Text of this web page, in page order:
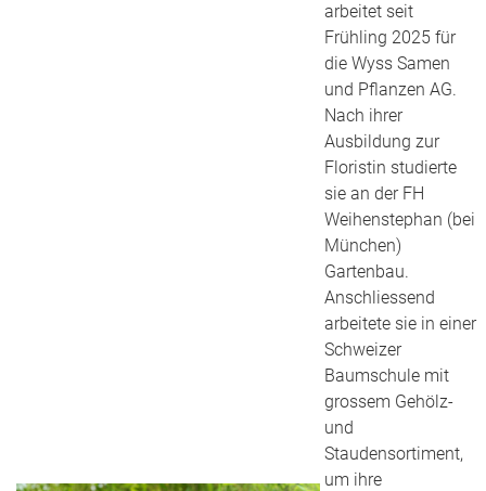
arbeitet seit
Frühling 2025 für
die Wyss Samen
und Pflanzen AG.
Nach ihrer
Ausbildung zur
Floristin studierte
sie an der FH
Weihenstephan (bei
München)
Gartenbau.
Anschliessend
arbeitete sie in einer
Schweizer
Baumschule mit
grossem Gehölz-
und
Staudensortiment,
um ihre